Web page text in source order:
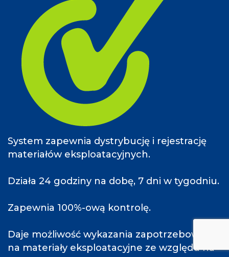
System zapewnia dystrybucję i rejestrację
materiałów eksploatacyjnych.
Działa 24 godziny na dobę, 7 dni w tygodniu.
Zapewnia 100%-ową kontrolę.
Daje możliwość wykazania zapotrzebowania
na materiały eksploatacyjne ze względu na